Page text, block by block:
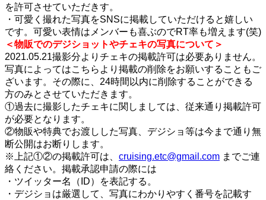
を許可させていただきす。
・可愛く撮れた写真をSNSに掲載していただけると嬉しい
です。可愛い表情はメンバーも喜ぶのでRT率も増えます(笑)
＜物販でのデジショットやチェキの写真について＞
2021.05.21撮影分よりチェキの掲載許可は必要ありません。
写真によってはこちらより掲載の削除をお願いすることもご
ざいます。その際に、24時間以内に削除することができる
方のみとさせていただきます。
①過去に撮影したチェキに関しましては、従来通り掲載許可
が必要となります。
②物販や特典でお渡しした写真、デジショ等は今まで通り無
断公開はお断りします。
※上記①②の掲載許可は、 cruising.etc@gmail.com までご連
絡ください。掲載承認申請の際には
・ツイッター名（ID）を表記する。
・デジショは厳選して、写真にわかりやすく番号を記載す